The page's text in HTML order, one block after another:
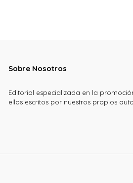
Sobre Nosotros
Editorial especializada en la
ellos escritos por nuestros propios